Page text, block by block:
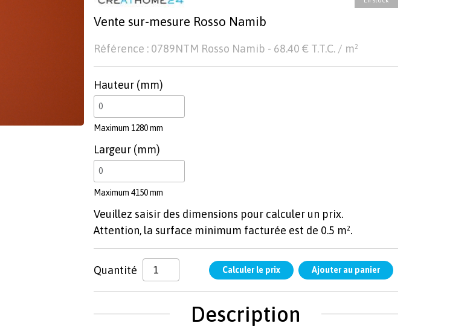
Vente sur-mesure Rosso Namib
Référence : 0789NTM Rosso Namib - 68.40 € T.T.C. / m²
Hauteur (mm)
Maximum 1280 mm
Largeur (mm)
Maximum 4150 mm
Veuillez saisir des dimensions pour calculer un prix.
Attention, la surface minimum facturée est de 0.5 m².
Quantité
Description